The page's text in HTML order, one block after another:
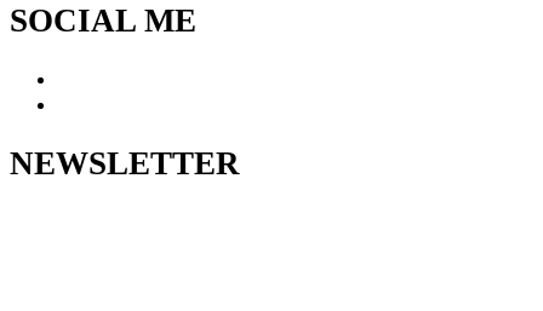
SOCIAL ME
NEWSLETTER